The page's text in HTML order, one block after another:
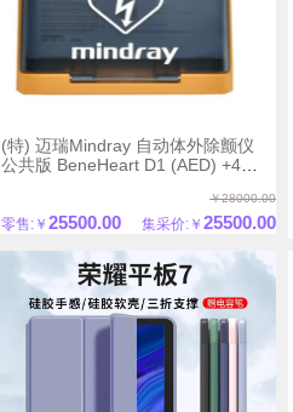
(特) 迈瑞Mindray 自动体外除颤仪
公共版 BeneHeart D1 (AED) +4G
￥28000.00
零售:￥ 25500.00 集采价:￥ 25500.00